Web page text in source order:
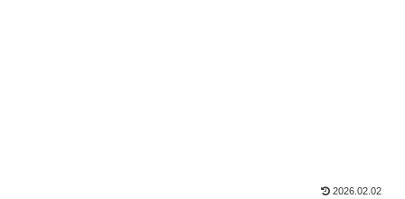
2026.02.02